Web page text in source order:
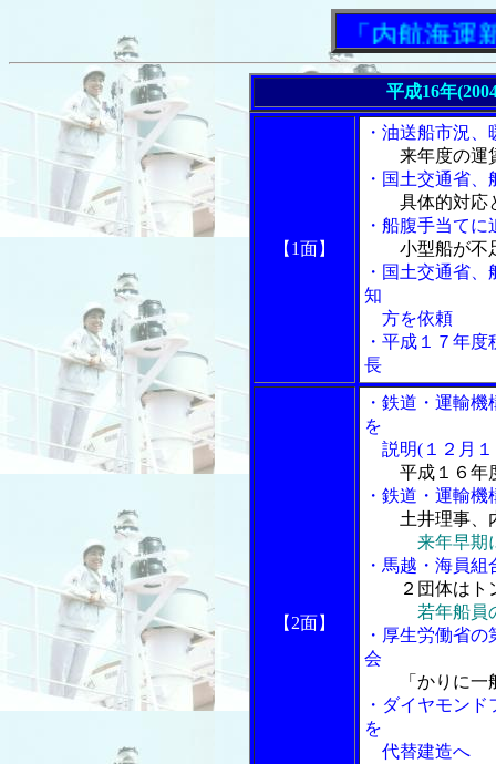
「内航海運新聞
平成16年
【1面】
・油送船市況
来年度の運
・国土交通省
具体的対応と
・船腹手当て
小型船が不
・国土交通省
知
方を依頼
・平成１７年
長
【2面】
・鉄道・運輸
を
説明(１２月１
平成１６年
・鉄道・運輸
土井理事、
来年早期
・馬越・海員
２団体は
若年船員
・厚生労働省
会
「かりに
・ダイヤモン
を
代替建造へ